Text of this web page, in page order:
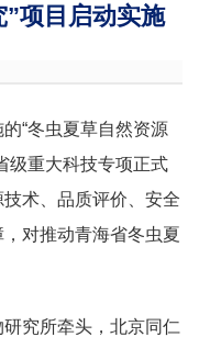
项目启动实施
“冬虫夏草自然资源
级重大科技专项正式
术、品质评价、安全
对推动青海省冬虫夏
究所牵头，北京同仁